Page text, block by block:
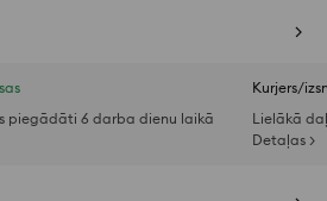
piegādāti 6 darba dienu laikā
Kurjers/
Lielākā
Detaļas >